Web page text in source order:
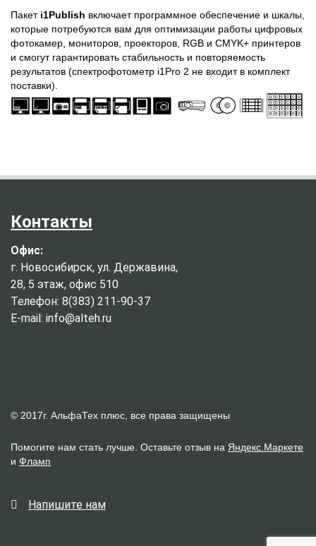
Пакет i1Publish включает программное обеспечение и шкалы,
которые потребуются вам для оптимизации работы цифровых
фотокамер, мониторов, проекторов, RGB и CMYK+ принтеров
и смогут гарантировать стабильность и повторяемость
результатов (спектрофотометр i1Pro 2 не входит в комплект
поставки).
Контакты
Офис:
г. Новосибирск, ул. Державина,
28, 5 этаж, офис 510
Телефон: 8(383) 211-90-37
E-mail: info@alteh.ru
© 2017г. АльфаТех плюс, все права защищены
Помогите нам стать лучше. Оставьте отзыв на Яндекс.Маркете
и Фламп
Напишите нам